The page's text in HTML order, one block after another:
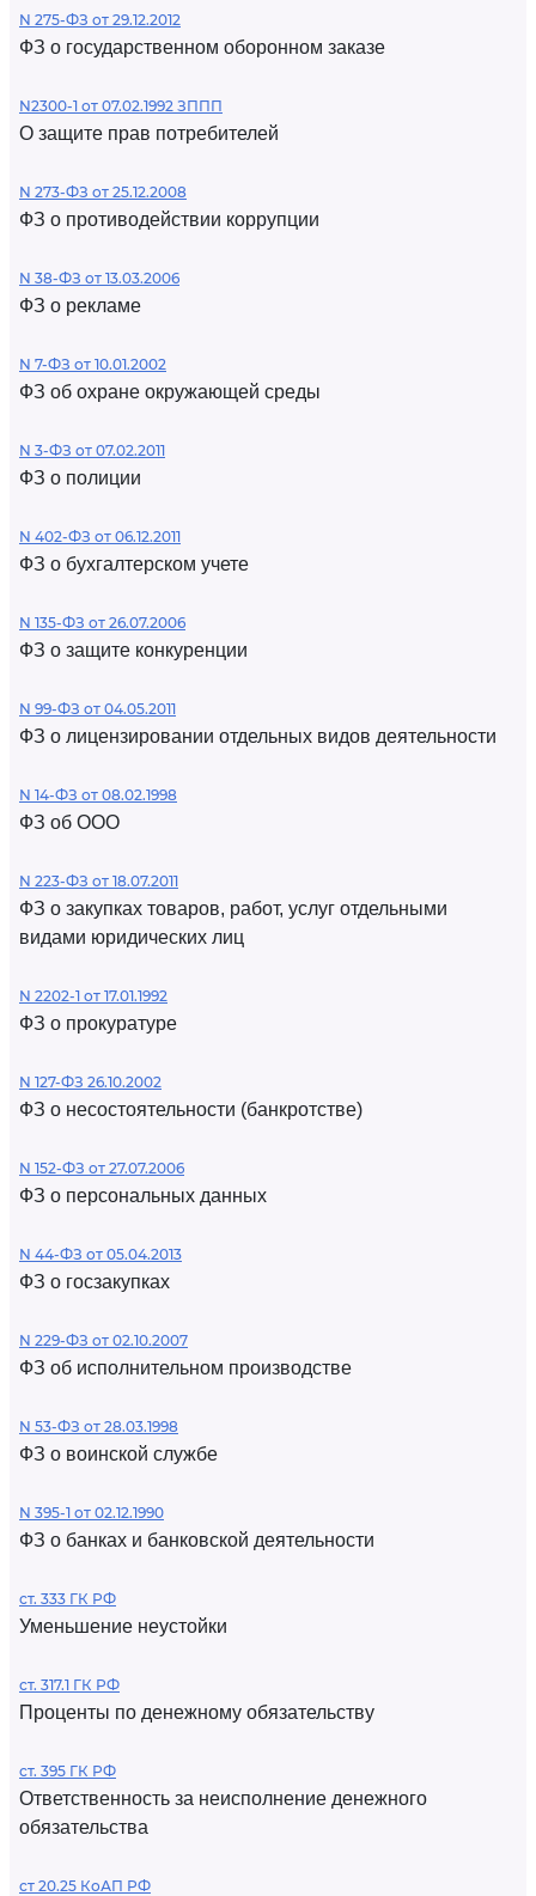
N 275-ФЗ от 29.12.2012
ФЗ о государственном оборонном заказе
N2300-1 от 07.02.1992 ЗППП
О защите прав потребителей
N 273-ФЗ от 25.12.2008
ФЗ о противодействии коррупции
N 38-ФЗ от 13.03.2006
ФЗ о рекламе
N 7-ФЗ от 10.01.2002
ФЗ об охране окружающей среды
N 3-ФЗ от 07.02.2011
ФЗ о полиции
N 402-ФЗ от 06.12.2011
ФЗ о бухгалтерском учете
N 135-ФЗ от 26.07.2006
ФЗ о защите конкуренции
N 99-ФЗ от 04.05.2011
ФЗ о лицензировании отдельных видов деятельности
N 14-ФЗ от 08.02.1998
ФЗ об ООО
N 223-ФЗ от 18.07.2011
ФЗ о закупках товаров, работ, услуг отдельными
видами юридических лиц
N 2202-1 от 17.01.1992
ФЗ о прокуратуре
N 127-ФЗ 26.10.2002
ФЗ о несостоятельности (банкротстве)
N 152-ФЗ от 27.07.2006
ФЗ о персональных данных
N 44-ФЗ от 05.04.2013
ФЗ о госзакупках
N 229-ФЗ от 02.10.2007
ФЗ об исполнительном производстве
N 53-ФЗ от 28.03.1998
ФЗ о воинской службе
N 395-1 от 02.12.1990
ФЗ о банках и банковской деятельности
ст. 333 ГК РФ
Уменьшение неустойки
ст. 317.1 ГК РФ
Проценты по денежному обязательству
ст. 395 ГК РФ
Ответственность за неисполнение денежного
обязательства
ст 20.25 КоАП РФ